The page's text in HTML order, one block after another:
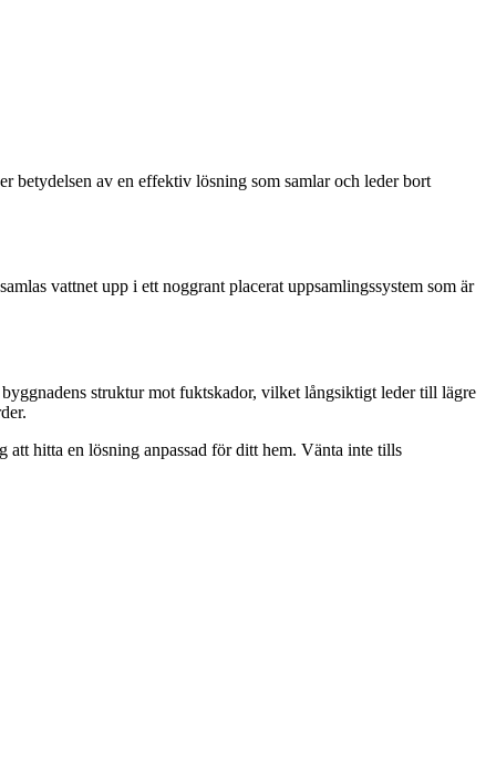
betydelsen av en effektiv lösning som samlar och leder bort
vattnet upp i ett noggrant placerat uppsamlingssystem som är
struktur mot fuktskador, vilket långsiktigt leder till lägre
hitta en lösning anpassad för ditt hem. Vänta inte tills